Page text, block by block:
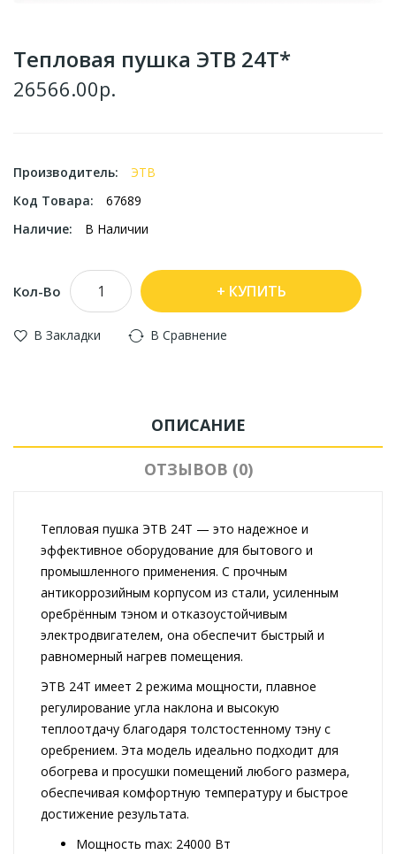
Тепловая пушка ЭТВ 24Т*
26566.00р.
Производитель:
ЭТВ
Код Товара:
67689
Наличие:
В Наличии
Кол-Во КУПИТЬ
В Закладки В Сравнение
ОПИСАНИЕ
ОТЗЫВОВ (0)
Тепловая пушка ЭТВ 24Т — это надежное и
эффективное оборудование для бытового и
промышленного применения. С прочным
антикоррозийным корпусом из стали, усиленным
оребрённым тэном и отказоустойчивым
электродвигателем, она обеспечит быстрый и
равномерный нагрев помещения.
ЭТВ 24Т имеет 2 режима мощности, плавное
регулирование угла наклона и высокую
теплоотдачу благодаря толстостенному тэну с
оребрением. Эта модель идеально подходит для
обогрева и просушки помещений любого размера,
обеспечивая комфортную температуру и быстрое
достижение результата.
Мощность max: 24000 Вт